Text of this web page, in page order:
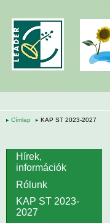
Címlap KAP ST 2023-2027
Hírek,
információk
Rólunk
KAP ST 2023-
2027